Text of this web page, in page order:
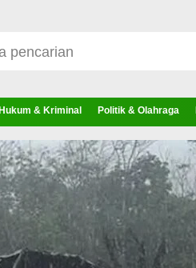
Hukum & Kriminal Politik & Olahraga